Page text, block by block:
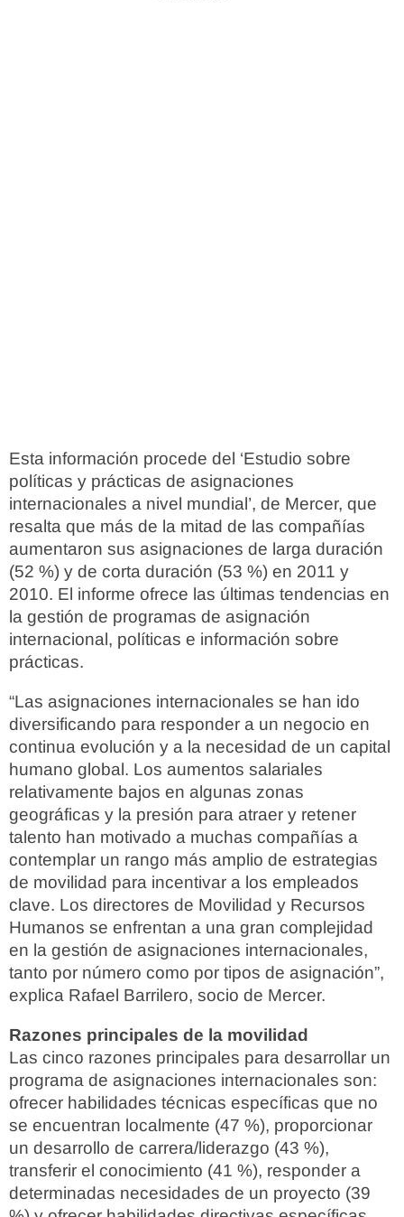
Esta información procede del ‘Estudio sobre
políticas y prácticas de asignaciones
internacionales a nivel mundial’, de Mercer, que
resalta que más de la mitad de las compañías
aumentaron sus asignaciones de larga duración
(52 %) y de corta duración (53 %) en 2011 y
2010. El informe ofrece las últimas tendencias en
la gestión de programas de asignación
internacional, políticas e información sobre
prácticas.
“Las asignaciones internacionales se han ido
diversificando para responder a un negocio en
continua evolución y a la necesidad de un capital
humano global. Los aumentos salariales
relativamente bajos en algunas zonas
geográficas y la presión para atraer y retener
talento han motivado a muchas compañías a
contemplar un rango más amplio de estrategias
de movilidad para incentivar a los empleados
clave. Los directores de Movilidad y Recursos
Humanos se enfrentan a una gran complejidad
en la gestión de asignaciones internacionales,
tanto por número como por tipos de asignación”,
explica Rafael Barrilero, socio de Mercer.
Razones principales de la movilidad
Las cinco razones principales para desarrollar un
programa de asignaciones internacionales son:
ofrecer habilidades técnicas específicas que no
se encuentran localmente (47 %), proporcionar
un desarrollo de carrera/liderazgo (43 %),
transferir el conocimiento (41 %), responder a
determinadas necesidades de un proyecto (39